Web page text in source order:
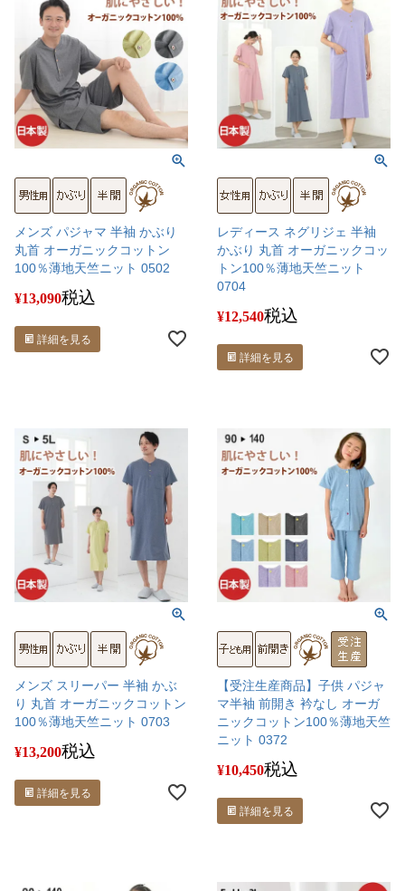
メンズ パジャマ 半袖 かぶり
丸首 オーガニックコットン
100％薄地天竺ニット 0502
¥13,090税込
詳細を見る
レディース ネグリジェ 半袖
かぶり 丸首 オーガニックコッ
トン100％薄地天竺ニット
0704
¥12,540税込
詳細を見る
メンズ スリーパー 半袖 かぶ
り 丸首 オーガニックコットン
100％薄地天竺ニット 0703
¥13,200税込
詳細を見る
【受注生産商品】子供 パジャ
マ半袖 前開き 衿なし オーガ
ニックコットン100％薄地天竺
ニット 0372
¥10,450税込
詳細を見る